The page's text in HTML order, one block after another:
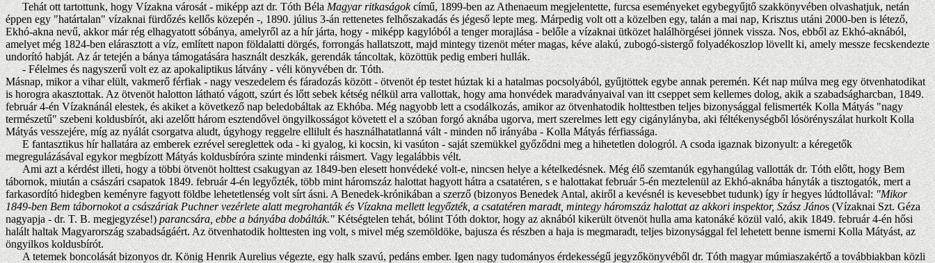
Tehát ott tartottunk, hogy Vízakna városát - miképp azt dr. Tóth BélaMagyar ritkaságokcímű, 1899-ben az Athenaeum megjelentette, furcsa eseményeket egybegyűjtő szakkönyvében olvashatjuk, netán
éppen egy "határtalan" vízaknai fürdőzés kellős közepén -, 1890. július 3-án rettenetes felhőszakadás és jégeső lepte meg. Márpedig volt ott a közelben egy, talán a mai nap, Krisztus utáni 2000-ben is létező,
Ekhó-akna nevű, akkor már rég elhagyatott sóbánya, amelyről az a hír járta, hogy - miképp kagylóból a tenger morajlása - belőle a vízaknai ütközet halálhörgései jönnek vissza. Nos, ebből az Ekhó-aknából,
amelyet még 1824-ben elárasztott a víz, említett napon földalatti dörgés, forrongás hallatszott, majd mintegy tizenöt méter magas, kéve alakú, zubogó-sistergő folyadékoszlop lövellt ki, amely messze fecskendezte
undorító habját. Az ár tetején a bánya támogatására használt deszkák, gerendák táncoltak, közöttük pedig emberi hullák.
- Félelmes és nagyszerű volt ez az apokaliptikus látvány - véli könyvében dr. Tóth.
Másnap, mikor a vihar elült, vakmerő férfiak - nagy veszedelem és fáradozás között - ötvenöt ép testet húztak ki a hatalmas pocsolyából, gyűjtöttek egybe annak peremén. Két nap múlva meg egy ötvenhatodikat
is horogra akasztottak. Az ötvenöt halotton látható vágott, szúrt és lőtt sebek kétség nélkül arra vallottak, hogy ama honvédek maradványaival van itt cseppet sem kellemes dolog, akik a szabadságharcban, 1849.
február 4-én Vízaknánál elestek, és akiket a következő nap beledobáltak az Ekhóba. Még nagyobb lett a csodálkozás, amikor az ötvenhatodik holttestben teljes bizonysággal felismerték Kolla Mátyás "nagy
természetű" szebeni koldusbírót, aki azelőtt három esztendővel öngyilkosságot követett el a szóban forgó aknába ugorva, mert szerelmes lett egy cigánylányba, aki féltékenységből lósörényszálat hurkolt Kolla
Mátyás vesszejére, míg az nyálát csorgatva aludt, úgyhogy reggelre ellilult és használhatatlanná vált - minden nő irányába - Kolla Mátyás férfiassága.
E fantasztikus hír hallatára az emberek ezrével sereglettek oda - ki gyalog, ki kocsin, ki vasúton - saját szemükkel győződni meg a hihetetlen dologról. A csoda igaznak bizonyult: a kéregetők
megregulázásával egykor megbízott Mátyás koldusbíróra szinte mindenki ráismert. Vagy legalábbis vélt.
Ami azt a kérdést illeti, hogy a többi ötvenöt holttest csakugyan az 1849-ben elesett honvédeké volt-e, nincsen helye a kételkedésnek. Még élő szemtanúk egyhangúlag vallották dr. Tóth előtt, hogy Bem
tábornok, miután a császári csapatok 1849. február 4-én legyőzték, több mint háromszáz halottat hagyott hátra a csatatéren, s e halottakat február 5-én meztelenül az Ekhó-aknába hányták a tisztogatók, mert a
farkasordító hidegben keményre fagyott földbe lehetetlenség volt sírt ásni. A Benedek-krónikában a szerző (bizonyos Benedek Antal, akiről a kevésnél is kevesebbet tudunk) így ír hegyes lúdtollával:"Mikor
1849-ben Bem tábornokot a császáriak Puchner vezérlete alatt megrohanták és Vízakna mellett legyőzték, a csatatéren maradt, mintegy háromszáz halottat az akkori inspektor, Szász János (Vízaknai Szt. Géza
nagyapja - dr. T. B. megjegyzése!)parancsára, ebbe a bányába dobálták."Kétségtelen tehát, bólint Tóth doktor, hogy az aknából kikerült ötvenöt hulla ama katonáké közül való, akik 1849. február 4-én hősi
halált haltak Magyarország szabadságáért. Az ötvenhatodik holttesten ing volt, s mivel még szemöldöke, bajusza és részben a haja is megmaradt, teljes bizonysággal fel lehetett benne ismerni Kolla Mátyást, az
öngyilkos koldusbírót.
A tetemek boncolását bizonyos dr. König Henrik Aurelius végezte, egy halk szavú, pedáns ember. Igen nagy tudományos érdekességű jegyzőkönyvéből dr. Tóth magyar múmiaszakértő a továbbiakban közli